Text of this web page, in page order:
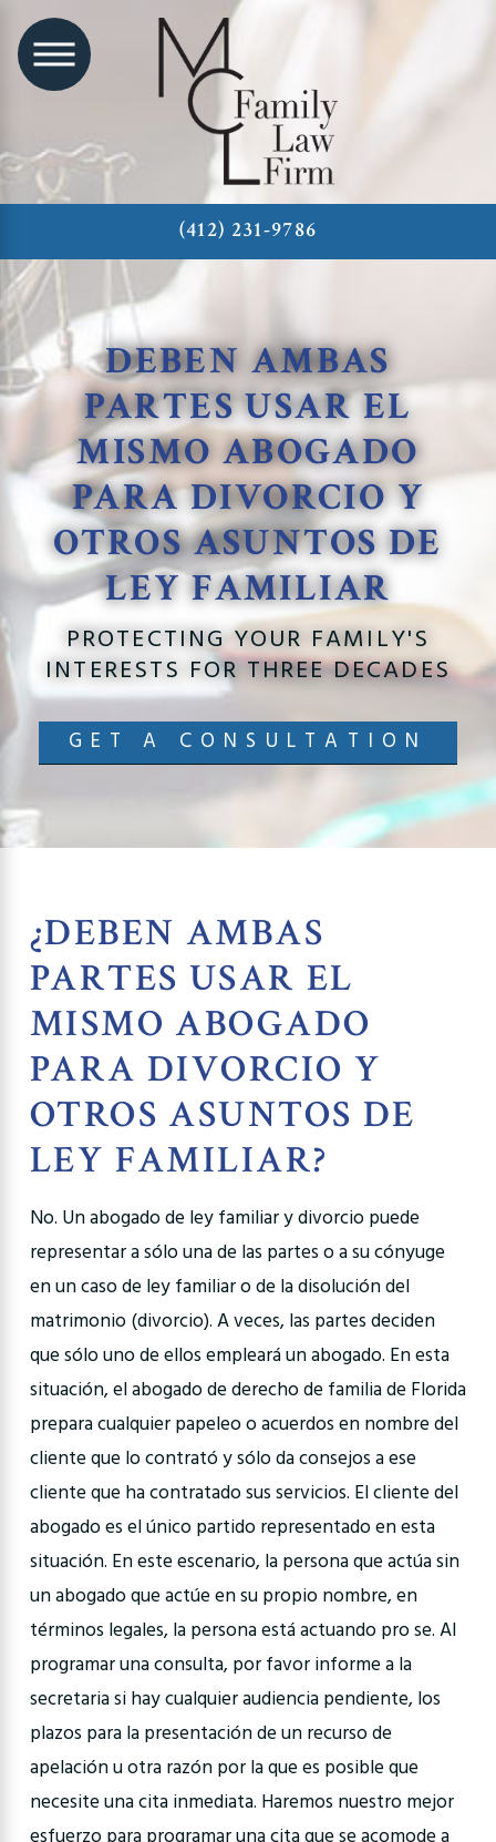
(412) 231-9786
DEBEN AMBAS
PARTES USAR EL
MISMO ABOGADO
PARA DIVORCIO Y
OTROS ASUNTOS DE
LEY FAMILIAR
PROTECTING YOUR FAMILY'S
INTERESTS FOR THREE DECADES
GET A CONSULTATION
¿DEBEN AMBAS
PARTES USAR EL
MISMO ABOGADO
PARA DIVORCIO Y
OTROS ASUNTOS DE
LEY FAMILIAR?
No. Un abogado de ley familiar y divorcio puede
representar a sólo una de las partes o a su cónyuge
en un caso de ley familiar o de la disolución del
matrimonio (divorcio). A veces, las partes deciden
que sólo uno de ellos empleará un abogado. En esta
situación, el abogado de derecho de familia de Florida
prepara cualquier papeleo o acuerdos en nombre del
cliente que lo contrató y sólo da consejos a ese
cliente que ha contratado sus servicios. El cliente del
abogado es el único partido representado en esta
situación. En este escenario, la persona que actúa sin
un abogado que actúe en su propio nombre, en
términos legales, la persona está actuando pro se. Al
programar una consulta, por favor informe a la
secretaria si hay cualquier audiencia pendiente, los
plazos para la presentación de un recurso de
apelación u otra razón por la que es posible que
necesite una cita inmediata. Haremos nuestro mejor